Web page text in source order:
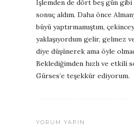
İşlemden de dört beş gün gibi
sonuç aldım. Daha önce
büyü yaptırmamıştım,
yaklaşıyordum gelir, gelmez
diye düşünerek ama öyle
Beklediğimden hızlı ve etkili
Gürses’e teşekkür ediyorum.
YORUM YAPIN